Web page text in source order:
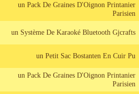
un Pack De Graines D'Oignon Printanier
Parisien
un Système De Karaoké Bluetooth Gjcrafts
un Petit Sac Bostanten En Cuir Pu
un Pack De Graines D'Oignon Printanier
Parisien